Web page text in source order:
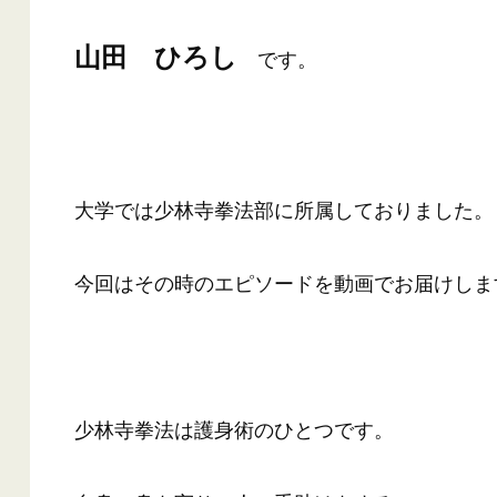
山田 ひろし です。
大学では少林寺拳法部に所属しておりました。
今回はその時のエピソードを動画でお届けし
少林寺拳法は護身術のひとつです。